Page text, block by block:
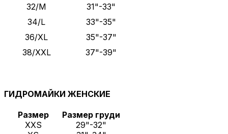
32/M
31"-33"
34/L
33"-35"
36/XL
35"-37"
38/XXL
37"-39"
ГИДРОМАЙКИ ЖЕНСКИЕ
Размер
Размер груди
XXS
29"-32"